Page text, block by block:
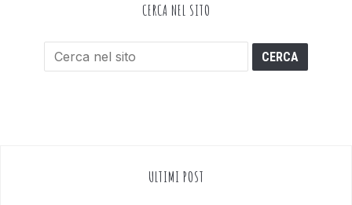
CERCA NEL SITO
ULTIMI POST